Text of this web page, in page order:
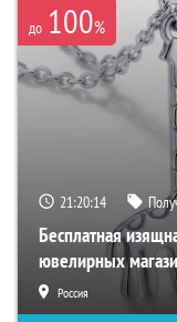
до 100%
21:20:13
Бесплатная
ювелирных
Россия